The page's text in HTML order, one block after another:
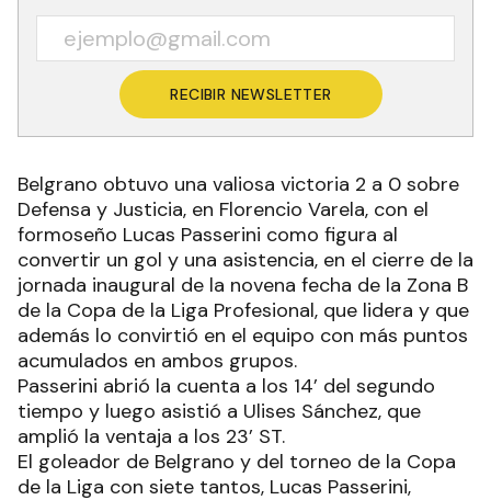
RECIBIR NEWSLETTER
Belgrano obtuvo una valiosa victoria 2 a 0 sobre
Defensa y Justicia, en Florencio Varela, con el
formoseño Lucas Passerini como figura al
convertir un gol y una asistencia, en el cierre de la
jornada inaugural de la novena fecha de la Zona B
de la Copa de la Liga Profesional, que lidera y que
además lo convirtió en el equipo con más puntos
acumulados en ambos grupos.
Passerini abrió la cuenta a los 14’ del segundo
tiempo y luego asistió a Ulises Sánchez, que
amplió la ventaja a los 23’ ST.
El goleador de Belgrano y del torneo de la Copa
de la Liga con siete tantos, Lucas Passerini,